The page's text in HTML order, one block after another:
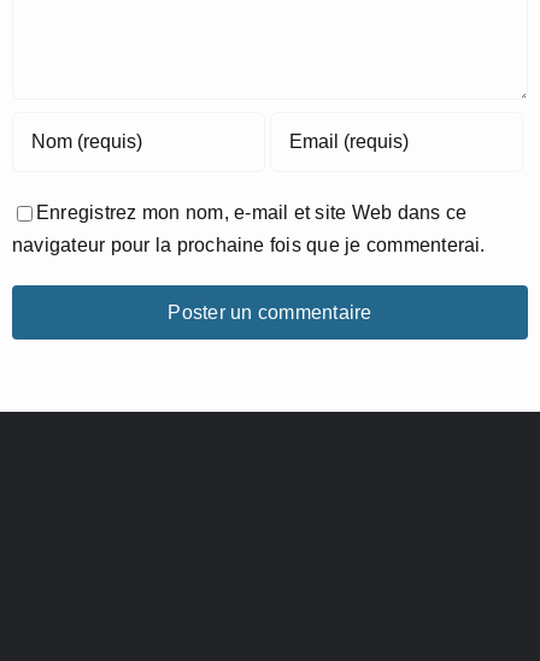
Enregistrez mon nom, e-mail et site Web dans ce
navigateur pour la prochaine fois que je commenterai.